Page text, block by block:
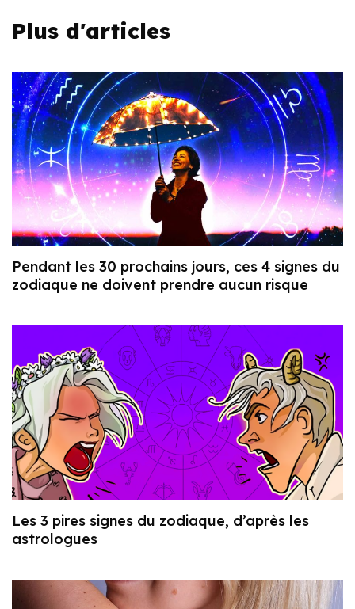
Plus d'articles
Pendant les 30 prochains jours, ces 4 signes du
zodiaque ne doivent prendre aucun risque
Les 3 pires signes du zodiaque, d’après les
astrologues